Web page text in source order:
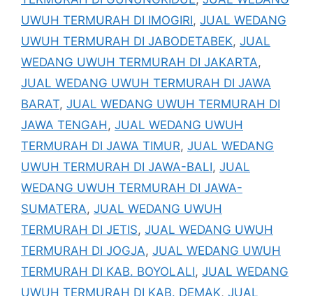
UWUH TERMURAH DI IMOGIRI, JUAL WEDANG
UWUH TERMURAH DI JABODETABEK, JUAL
WEDANG UWUH TERMURAH DI JAKARTA,
JUAL WEDANG UWUH TERMURAH DI JAWA
BARAT, JUAL WEDANG UWUH TERMURAH DI
JAWA TENGAH , JUAL WEDANG UWUH
TERMURAH DI JAWA TIMUR, JUAL WEDANG
UWUH TERMURAH DI JAWA-BALI, JUAL
WEDANG UWUH TERMURAH DI JAWA-
SUMATERA, JUAL WEDANG UWUH
TERMURAH DI JETIS, JUAL WEDANG UWUH
TERMURAH DI JOGJA, JUAL WEDANG UWUH
TERMURAH DI KAB. BOYOLALI, JUAL WEDANG
UWUH TERMURAH DI KAB. DEMAK, JUAL